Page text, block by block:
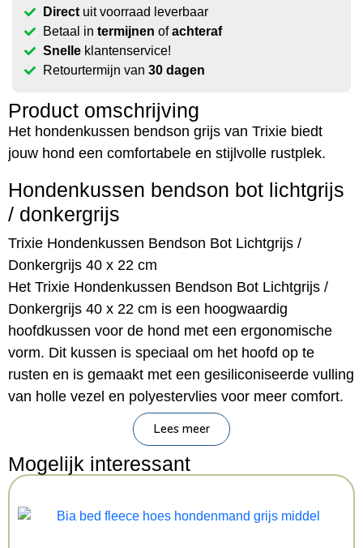
Directuit voorraad leverbaar
Betaal in termijnen ofachteraf
Snelleklantenservice!
Retourtermijn van 30 dagen
Product omschrijving
Het hondenkussen bendson grijs van Trixie biedt
jouw hond een comfortabele en stijlvolle rustplek.
Hondenkussen bendson bot lichtgrijs
/ donkergrijs
Trixie Hondenkussen Bendson Bot Lichtgrijs /
Donkergrijs 40 x 22 cm
Het Trixie Hondenkussen Bendson Bot Lichtgrijs /
Donkergrijs 40 x 22 cm is een hoogwaardig
hoofdkussen voor de hond met een ergonomische
vorm. Dit kussen is speciaal om het hoofd op te
rusten en is gemaakt met een gesiliconiseerde vulling
van holle vezel en polyestervlies voor meer comfort.
Het kussen is vormvast en ontspant hoofd- en
nekspieren. Het kussen heeft een buitenzijde van
hoogwaardig pluche en een robuuste geweven stof.
– Speciaal hondenkussen voor hoofd en nek
– Gemaakt van gesiliconiseerde vulling van holle
Lees meer
Mogelijk interessant